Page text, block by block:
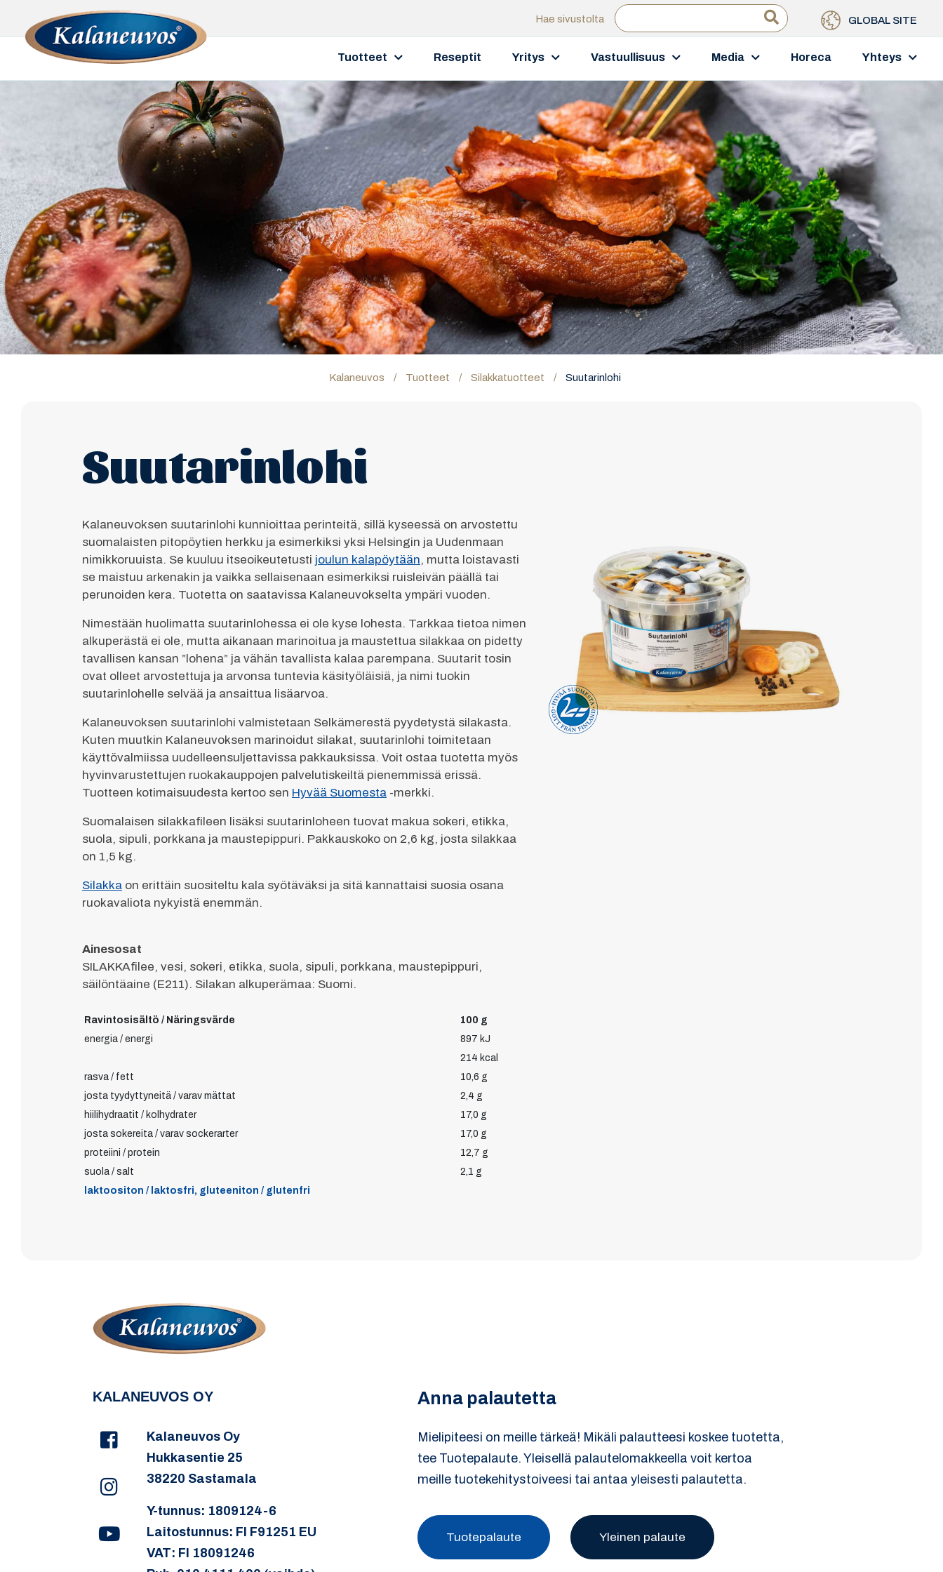
GLOBAL SITE
Hae sivustolta
Tuotteet Reseptit Yritys Vastuullisuus Media Horeca Yhteys
Kalaneuvos / Tuotteet / Silakkatuotteet / Suutarinlohi
Suutarinlohi
Kalaneuvoksen suutarinlohi kunnioittaa perinteitä, sillä kyseessä on arvostettu
suomalaisten pitopöytien herkku ja esimerkiksi yksi Helsingin ja Uudenmaan
nimikkoruuista. Se kuuluu itseoikeutetusti joulun kalapöytään, mutta loistavasti
se maistuu arkenakin ja vaikka sellaisenaan esimerkiksi ruisleivän päällä tai
perunoiden kera. Tuotetta on saatavissa Kalaneuvokselta ympäri vuoden.
Nimestään huolimatta suutarinlohessa ei ole kyse lohesta. Tarkkaa tietoa nimen
alkuperästä ei ole, mutta aikanaan marinoitua ja maustettua silakkaa on pidetty
tavallisen kansan ”lohena” ja vähän tavallista kalaa parempana. Suutarit tosin
ovat olleet arvostettuja ja arvonsa tuntevia käsityöläisiä, ja nimi tuokin
suutarinlohelle selvää ja ansaittua lisäarvoa.
Kalaneuvoksen suutarinlohi valmistetaan Selkämerestä pyydetystä silakasta.
Kuten muutkin Kalaneuvoksen marinoidut silakat, suutarinlohi toimitetaan
käyttövalmiissa uudelleensuljettavissa pakkauksissa. Voit ostaa tuotetta myös
hyvinvarustettujen ruokakauppojen palvelutiskeiltä pienemmissä erissä.
Tuotteen kotimaisuudesta kertoo sen Hyvää Suomesta -merkki.
Suomalaisen silakkafileen lisäksi suutarinloheen tuovat makua sokeri, etikka,
suola, sipuli, porkkana ja maustepippuri. Pakkauskoko on 2,6 kg, josta silakkaa
on 1,5 kg.
Silakka on erittäin suositeltu kala syötäväksi ja sitä kannattaisi suosia osana
ruokavaliota nykyistä enemmän.
Ainesosat
SILAKKAfilee, vesi, sokeri, etikka, suola, sipuli, porkkana, maustepippuri,
säilöntäaine (E211). Silakan alkuperämaa: Suomi.
Ravintosisältö / Näringsvärde
100 g
energia / energi
897 kJ
214 kcal
rasva / fett
10,6 g
josta tyydyttyneitä / varav mättat
2,4 g
hiilihydraatit / kolhydrater
17,0 g
josta sokereita / varav sockerarter
17,0 g
proteiini / protein
12,7 g
suola / salt
2,1 g
laktoositon / laktosfri, gluteeniton / glutenfri
KALANEUVOS OY
Kalaneuvos Oy
Hukkasentie 25
38220 Sastamala
Y-tunnus: 1809124-6
Laitostunnus: FI F91251 EU
VAT: FI 18091246
Anna palautetta
Mielipiteesi on meille tärkeä! Mikäli palautteesi koskee tuotetta,
tee Tuotepalaute. Yleisellä palautelomakkeella voit kertoa
meille tuotekehitystoiveesi tai antaa yleisesti palautetta.
Tuotepalaute Yleinen palaute